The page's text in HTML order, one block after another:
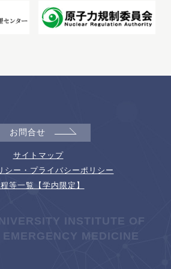
お問合せ
サイトマップ
シー・プライバシーポリシー
等一覧【学内限定】
INSTITUTE OF
MEDICINE